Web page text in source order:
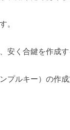
。
く合鍵を作成
プルキー）の作